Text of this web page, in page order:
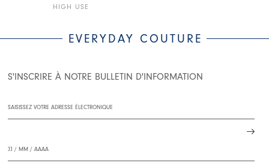
HIGH USE
EVERYDAY COUTURE
S'INSCRIRE À NOTRE BULLETIN D'INFORMATION